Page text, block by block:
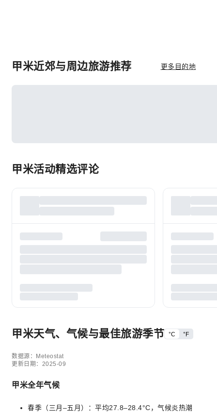
甲米近郊与周边旅游推荐 更多目的地
甲米活动精选评论
甲米天气、气候与最佳旅游季节 °C °F
数据源：Meteostat
更新日期：2025-09
甲米全年气候
春季（三月–五月）：平均27.8–28.4°C，气候炎热潮